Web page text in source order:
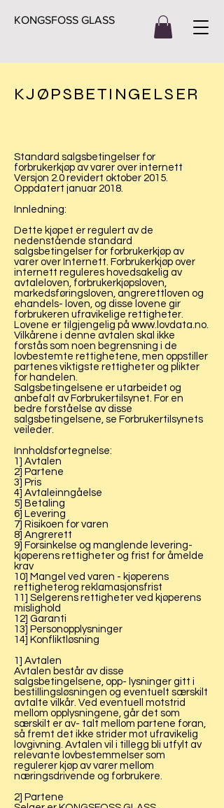
KONGSFOSS GLASS
KJØPSBETINGELSER
Standard salgsbetingelser for
forbrukerkjøp av varer over internett
Versjon 2.0 revidert oktober 2015.
Oppdatert januar 2018.
Innledning:
Dette kjøpet er regulert av de
nedenstående standard
salgsbetingelser for forbrukerkjøp av
varer over Internett. Forbrukerkjøp over
internett reguleres hovedsakelig av
avtaleloven, forbrukerkjøpsloven,
markedsføringsloven, angrerettloven og
ehandels- loven, og disse lovene gir
forbrukeren ufravikelige rettigheter.
Lovene er tilgjengelig på www.lovdata.no.
Vilkårene i denne avtalen skal ikke
forstås som noen begrensning i de
lovbestemte rettighetene, men oppstiller
partenes viktigste rettigheter og plikter
for handelen.
Salgsbetingelsene er utarbeidet og
anbefalt av Forbrukertilsynet. For en
bedre forståelse av disse
salgsbetingelsene, se Forbrukertilsynets
veileder.
Innholdsfortegnelse:
1] Avtalen
2] Partene
3] Pris
4] Avtaleinngåelse
5] Betaling
6] Levering
7] Risikoen for varen
8] Angrerett
9] Forsinkelse og manglende levering-
kjøperens rettigheter og frist for åmelde
krav
10] Mangel ved varen - kjøperens
rettigheterog reklamasjonsfrist
11] Selgerens rettigheter ved kjøperens
mislighold
12] Garanti
13] Personopplysninger
14] Konfliktløsning
1] Avtalen
Avtalen består av disse
salgsbetingelsene, opp- lysninger gitt i
bestillingsløsningen og eventuelt særskilt
avtalte vilkår. Ved eventuell motstrid
mellom opplysningene, går det som
særskilt er av- talt mellom partene foran,
så fremt det ikke strider mot ufravikelig
lovgivning. Avtalen vil i tillegg bli utfylt av
relevante lovbestemmelser som
regulerer kjøp av varer mellom
næringsdrivende og forbrukere.
2] Partene